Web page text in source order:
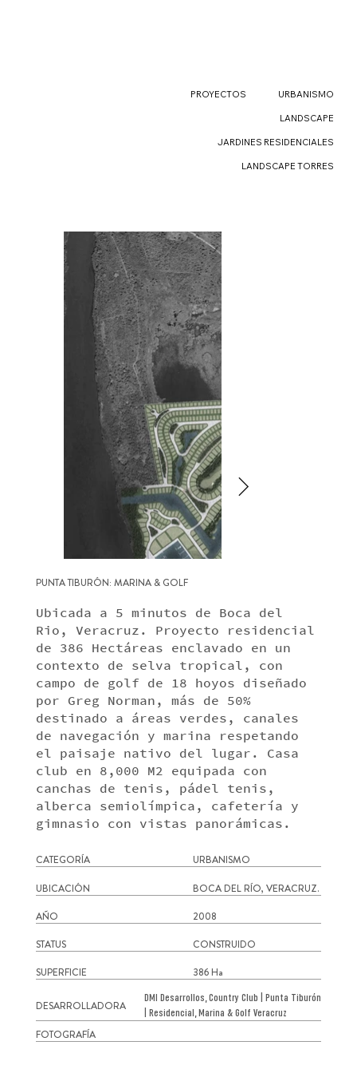
PROYECTOS URBANISMO
LANDSCAPE
JARDINES RESIDENCIALES
LANDSCAPE TORRES
PUNTA TIBURÓN: MARINA & GOLF
Ubicada a 5 minutos de Boca del
Rio, Veracruz. Proyecto residencial
de 386 Hectáreas enclavado en un
contexto de selva tropical, con
campo de golf de 18 hoyos diseñado
por Greg Norman, más de 50%
destinado a áreas verdes, canales
de navegación y marina respetando
el paisaje nativo del lugar. Casa
club en 8,000 M2 equipada con
canchas de tenis, pádel tenis,
alberca semiolímpica, cafetería y
gimnasio con vistas panorámicas.
CATEGORÍA
URBANISMO
UBICACIÓN
BOCA DEL RÍO, VERACRUZ.
AÑO
2008
STATUS
CONSTRUIDO
SUPERFICIE
386 Ha
DESARROLLADORA DMI Desarrollos,Country Club | Punta Tiburón
| Residencial, Marina & Golf Veracruz
FOTOGRAFÍA